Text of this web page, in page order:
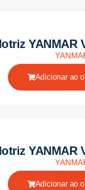
YANMAR
Adicionar ao
YANMAR
Adicionar ao